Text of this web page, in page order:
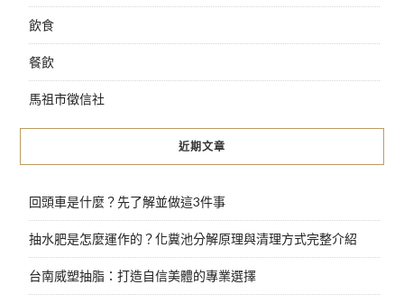
飲食
餐飲
馬祖市徵信社
近期文章
回頭車是什麼？先了解並做這3件事
抽水肥是怎麼運作的？化糞池分解原理與清理方式完整介紹
台南威塑抽脂：打造自信美體的專業選擇